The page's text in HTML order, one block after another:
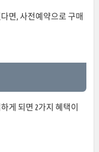
면, 사전예약으로 구매
게 되면 2가지 혜택이